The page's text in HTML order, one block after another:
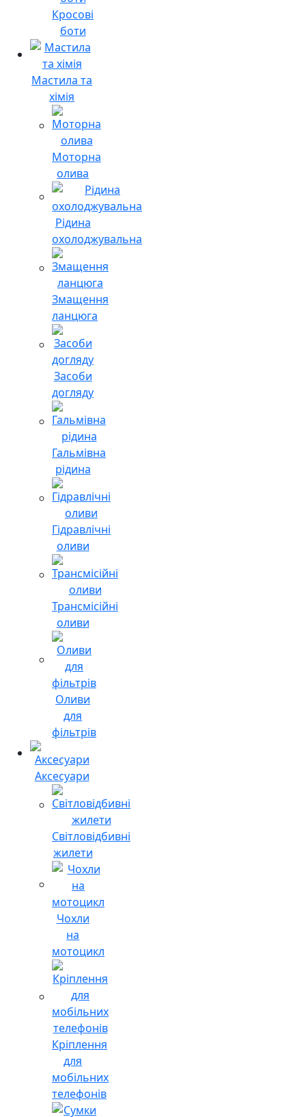
Кросові
боти
Мастила та
хімія
Моторна
олива
Рідина
охолоджувальна
Змащення
ланцюга
Засоби
догляду
Гальмівна
рідина
Гідравлічні
оливи
Трансмісійні
оливи
Оливи
для
фільтрів
Аксесуари
Світловідбивні
жилети
Чохли
на
мотоцикл
Кріплення
для
мобільних
телефонів